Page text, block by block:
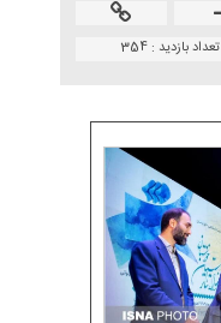
تعداد بازدید : 354